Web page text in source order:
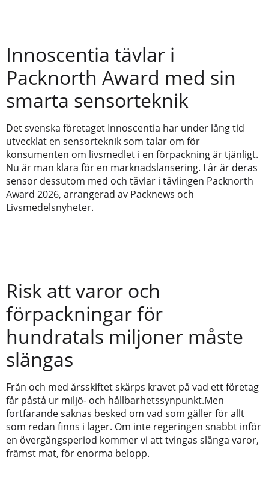
Innoscentia tävlar i
Packnorth Award med sin
smarta sensorteknik
Det svenska företaget Innoscentia har under lång tid
utvecklat en sensorteknik som talar om för
konsumenten om livsmedlet i en förpackning är tjänligt.
Nu är man klara för en marknadslansering. I år är deras
sensor dessutom med och tävlar i tävlingen Packnorth
Award 2026, arrangerad av Packnews och
Livsmedelsnyheter.
Risk att varor och
förpackningar för
hundratals miljoner måste
slängas
Från och med årsskiftet skärps kravet på vad ett företag
får påstå ur miljö- och hållbarhetssynpunkt.Men
fortfarande saknas besked om vad som gäller för allt
som redan finns i lager. Om inte regeringen snabbt inför
en övergångsperiod kommer vi att tvingas slänga varor,
främst mat, för enorma belopp.